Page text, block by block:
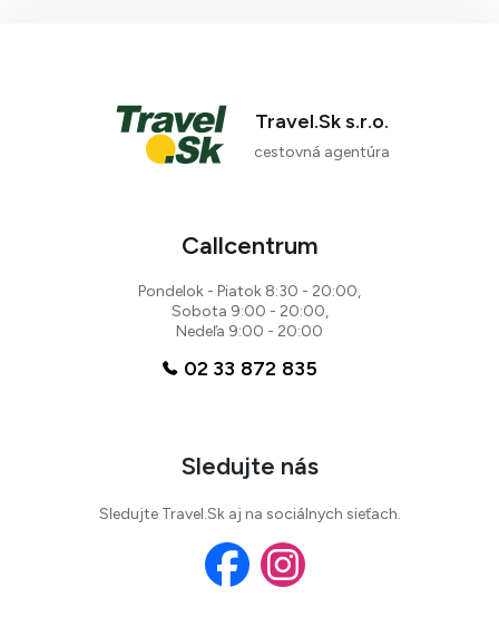
Travel.Sk s.r.o.
cestovná agentúra
Callcentrum
Pondelok - Piatok 8:30 - 20:00,
Sobota 9:00 - 20:00,
Nedeľa 9:00 - 20:00
02 33 872 835
Sledujte nás
Sledujte Travel.Sk aj na sociálnych sieťach.